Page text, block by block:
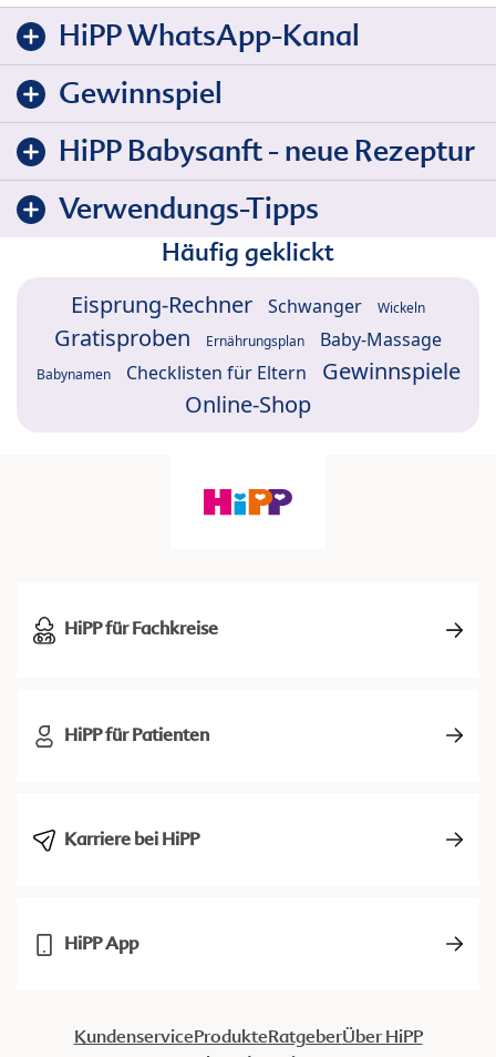
HiPP WhatsApp-Kanal
Gewinnspiel
HiPP Babysanft - neue Rezeptur
Verwendungs-Tipps
Häufig geklickt
Eisprung-Rechner Schwanger Wickeln
Gratisproben Ernährungsplan Baby-Massage
Babynamen Checklisten für Eltern
Gewinnspiele
Online-Shop
HiPP für Fachkreise
HiPP für Patienten
Karriere bei HiPP
HiPP App
KundenserviceProdukteRatgeberÜber HiPP